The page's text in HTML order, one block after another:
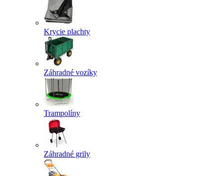
Krycie plachty
Záhradné vozíky
Trampolíny
Záhradné grily